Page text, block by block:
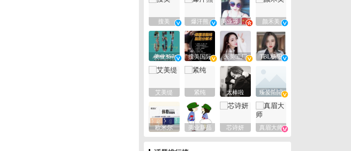
搜美 爆汗熊 美业爆款平台 颜禾美
美业357 搜美国际 医美工厂 TBL杨阳
艾美缇 紧纯 太棒啦 臻爱阳阳
欧米尔 美业新品 芯诗妍 真眉大师